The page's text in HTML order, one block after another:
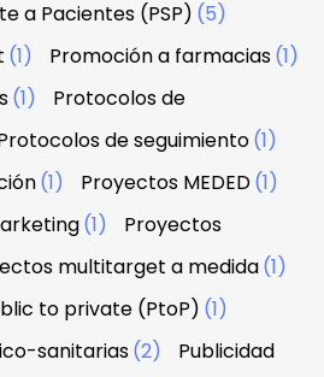
a Pacientes (PSP) (5)
(1) Promoción a farmacias(1)
(1)
Protocolos de
de seguimiento(1)
(1) Proyectos MEDED(1)
(1)
Proyectos
multitarget a medida(1)
to private (PtoP) (1)
sanitarias(2) Publicidad